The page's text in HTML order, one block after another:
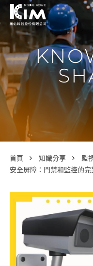
首頁 知識分享 監
安全屏障：門禁和監控的